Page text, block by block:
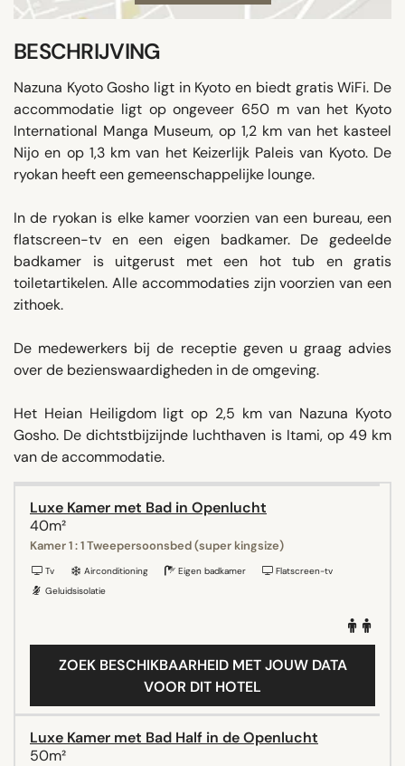
BESCHRIJVING
Nazuna Kyoto Gosho ligt in Kyoto en biedt gratis WiFi. De
accommodatie ligt op ongeveer 650 m van het Kyoto
International Manga Museum, op 1,2 km van het kasteel
Nijo en op 1,3 km van het Keizerlijk Paleis van Kyoto. De
ryokan heeft een gemeenschappelijke lounge.
In de ryokan is elke kamer voorzien van een bureau, een
flatscreen-tv en een eigen badkamer. De gedeelde
badkamer is uitgerust met een hot tub en gratis
toiletartikelen. Alle accommodaties zijn voorzien van een
zithoek.
De medewerkers bij de receptie geven u graag advies
over de bezienswaardigheden in de omgeving.
Het Heian Heiligdom ligt op 2,5 km van Nazuna Kyoto
Gosho. De dichtstbijzijnde luchthaven is Itami, op 49 km
van de accommodatie.
Luxe Kamer met Bad in Openlucht
40m²
Kamer 1 : 1 Tweepersoonsbed (super kingsize)
Tv Airconditioning Eigen badkamer
Flatscreen-tv
Geluidsisolatie
ZOEK BESCHIKBAARHEID MET JOUW DATA
VOOR DIT HOTEL
Luxe Kamer met Bad Half in de Openlucht
50m²